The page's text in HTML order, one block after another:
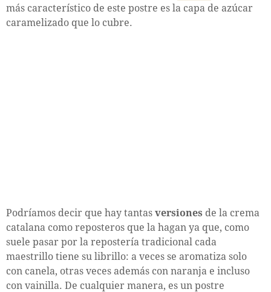
más característico de este postre es la capa de azúcar
caramelizado que lo cubre.
Podríamos decir que hay tantas versiones de la crema
catalana como reposteros que la hagan ya que, como
suele pasar por la repostería tradicional cada
maestrillo tiene su librillo: a veces se aromatiza solo
con canela, otras veces además con naranja e incluso
con vainilla. De cualquier manera, es un postre